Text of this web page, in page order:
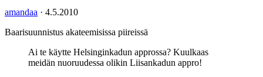
amandaa · 4.5.2010
Baarisuunnistus akateemisissa piireissä
Ai te käytte Helsinginkadun approssa? Kuulkaas
meidän nuoruudessa olikin Liisankadun appro!